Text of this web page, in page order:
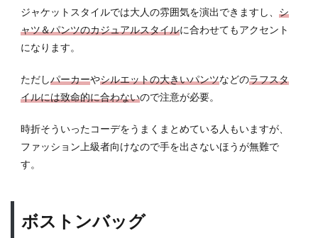
内容
量は
絶対
にチ
ク
6.2
ドポ
ケッ
意外
に重
ジャケットスタイルでは大人の雰囲気を演出できますし、 シ
ャツ＆パンツのカジュアルスタイルに合わせてもアクセント
になります。
ただしパーカーやシルエットの大きいパンツなどのラフスタ
イルには致命的に合わないので注意が必要。
時折そういったコーデをうまくまとめている人もいますが、
ファッション上級者向けなので手を出さないほうが無難で
す。
ボストンバッグ